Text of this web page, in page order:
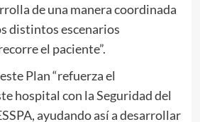
de una manera coordinada
distintos escenarios
el paciente”.
Plan “refuerza el
hospital con la Seguridad del
ayudando así a desarrollar